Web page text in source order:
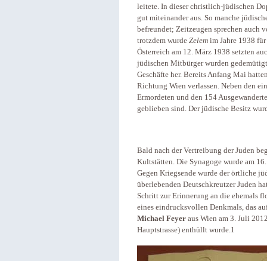
leitete. In dieser christlich-jüdischen
gut miteinander aus. So manche
befreundet; Zeitzeugen sprechen auch
trotzdem wurde Zelem im Jahre 1938
Österreich am 12. März 1938 setzten
jüdischen Mitbürger wurden
Geschäfte her. Bereits Anfang Mai
Richtung Wien verlassen. Neben den
Ermordeten und den 154
geblieben sind. Der jüdische Besitz
Bald nach der Vertreibung der Juden
Kultstätten. Die Synagoge wurde am
Gegen Kriegsende wurde der örtliche
überlebenden Deutschkreutzer Juden
Schritt zur Erinnerung an die ehemals
eines eindrucksvollen Denkmals, das
Michael Feyer aus Wien am 3. Juli
Hauptstrasse) enthüllt wurde.1